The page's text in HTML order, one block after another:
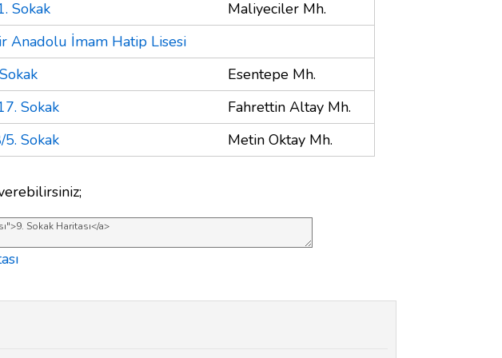
Sokak
Maliyeciler Mh.
Anadolu İmam Hatip Lisesi
Esentepe Mh.
Sokak
Fahrettin Altay Mh.
5. Sokak
Metin Oktay Mh.